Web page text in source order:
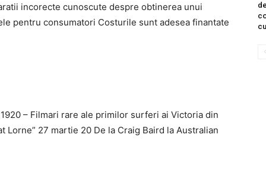
incorecte cunoscute despre obtinerea unui
pentru consumatori Costurile sunt adesea finantate
– Filmari rare ale primilor surferi ai Victoria din
Lorne” 27 martie 20 De la Craig Baird la Australian